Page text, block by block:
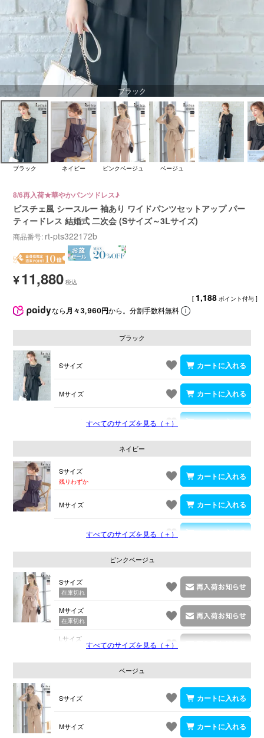
ブラック
ブラック ネイビー ピンクベージュ ベージュ
8/6再入荷★華やかパンツドレス♪
ビスチェ風 シースルー 袖あり ワイドパンツセットアップ パー
ティードレス 結婚式 二次会 (Sサイズ～3Lサイズ)
商品番号 rt-pts322172b
¥11,880
[ 1,188 ポイント付与 ]
なら 月々3,960円から。分割手数料無料
ブラック
Sサイズ
Mサイズ
すべてのサイズを見る（＋）
ネイビー
Sサイズ
残りわずか
Mサイズ
すべてのサイズを見る（＋）
ピンクベージュ
Sサイズ
在庫切れ
Mサイズ
在庫切れ
Lサイズ
すべてのサイズを見る（＋）
ベージュ
Sサイズ
Mサイズ